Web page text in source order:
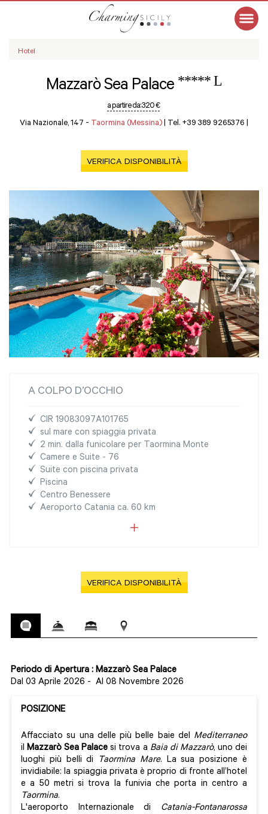
Hotel
Mazzarò Sea Palace ***** L
a partire da:320 €
Via Nazionale, 147 - Taormina (Messina) | Tel. +39 389 9265376 |
VERIFICA DISPONIBILITÀ
A COLPO D’OCCHIO
CIR 19083097A101765
sul mare con spiaggia privata
2 min. dalla funicolare per Taormina Monte
Camere e Suite - 76
Suite con piscina privata
Piscina
Centro Benessere
Aeroporto Catania ca. 60 km
VERIFICA DISPONIBILITÀ
Periodo di Apertura : Mazzarò Sea Palace
Dal 03 Aprile 2026 - Al 08 Novembre 2026
POSIZIONE
Affacciato su una delle più belle baie del Mediterraneo
il Mazzarò Sea Palacesi trova a Baia di Mazzarò, uno dei
luoghi più belli di
Taormina Mare. La sua posizione è
invidiabile: la spiaggia privata è proprio di fronte all’hotel
e a 50 metri si trova la funivia che porta in centro a
Taormina.
L'aeroporto Internazionale di Catania-Fontanarossa